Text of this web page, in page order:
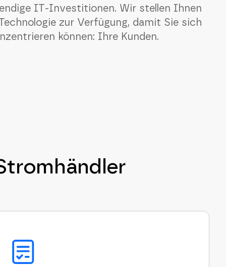
IT-Investitionen. Wir stellen Ihnen
zur Verfügung, damit Sie sich
können: Ihre Kunden.